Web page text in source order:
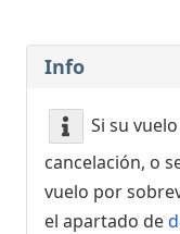
Info
Si su
cancelación, o
vuelo por
el apartado de